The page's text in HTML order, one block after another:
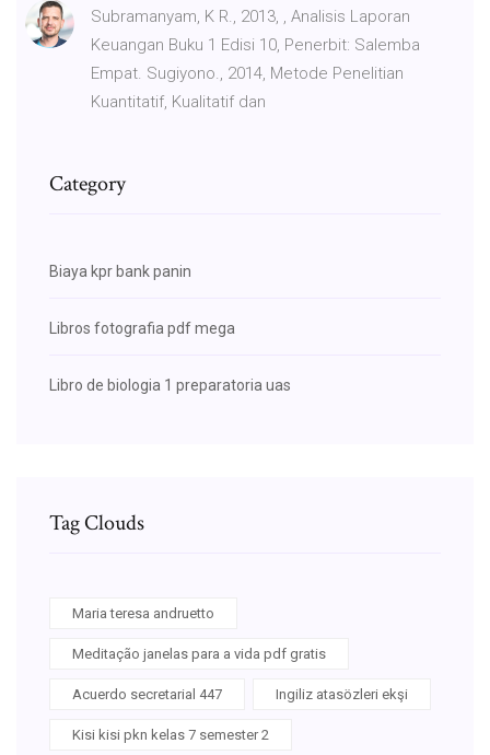
Subramanyam, K R., 2013, , Analisis Laporan
Keuangan Buku 1 Edisi 10, Penerbit: Salemba
Empat. Sugiyono., 2014, Metode Penelitian
Kuantitatif, Kualitatif dan
Category
Biaya kpr bank panin
Libros fotografia pdf mega
Libro de biologia 1 preparatoria uas
Tag Clouds
Maria teresa andruetto
Meditação janelas para a vida pdf gratis
Acuerdo secretarial 447 Ingiliz atasözleri ekşi
Kisi kisi pkn kelas 7 semester 2